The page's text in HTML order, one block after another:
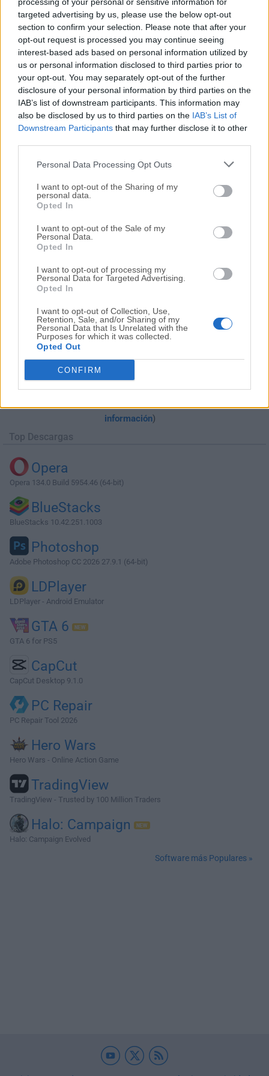
targeted advertising by us, please use the below opt-out
section to confirm your selection. Please note that after your
opt-out request is processed you may continue seeing
interest-based ads based on personal information utilized by
us or personal information disclosed to third parties prior to
your opt-out. You may separately opt-out of the further
disclosure of your personal information by third parties on the
IAB’s list of downstream participants. This information may
also be disclosed by us to third parties on the IAB’s List of
Downstream Participants that may further disclose it to other
Personal Data Processing Opt Outs
I want to opt-out of the Sharing of my
personal data.
Opted In
I want to opt-out of the Sale of my
Personal Data.
Opted In
I want to opt-out of processing my
Personal Data for Targeted Advertising.
Opted In
I want to opt-out of Collection, Use,
Retention, Sale, and/or Sharing of my
Personal Data that Is Unrelated with the
Purposes for which it was collected.
Opted Out
CONFIRM
nuestra reseña, simplemente hazclic aquí.
Todas las versiones antiguas distribuidas en nuestro
sitio web son completamente libres de virus y están
disponibles para su descarga sin costo alguno.
Nos encantaría saber de ti
háznoslo saber. ¡Valoramos tu opinión!
Descargar Internet Download Manager
6.18 Build 10
información)
Top Descargas
Opera
Opera 134.0 Build 5954.46 (64-bit)
BlueStacks
BlueStacks 10.42.251.1003
Photoshop
Adobe Photoshop CC 2026 27.9.1 (64-bit)
LDPlayer
LDPlayer - Android Emulator
GTA 6
GTA 6 for PS5
CapCut
CapCut Desktop 9.1.0
PC Repair
PC Repair Tool 2026
Hero Wars
Hero Wars - Online Action Game
TradingView
TradingView - Trusted by 100 Million Traders
Halo: Campaign
Halo: Campaign Evolved
Software más Populares »